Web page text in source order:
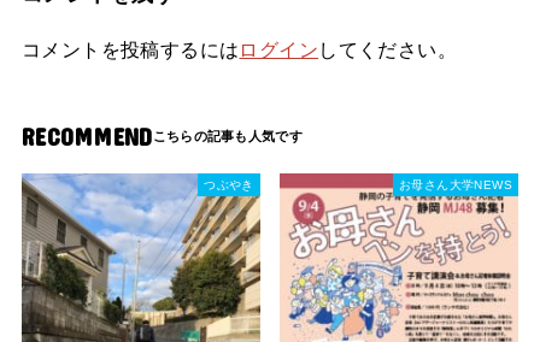
コメントを投稿するには ログイン してください。
RECOMMEND
つぶやき お母さん大学NEWS